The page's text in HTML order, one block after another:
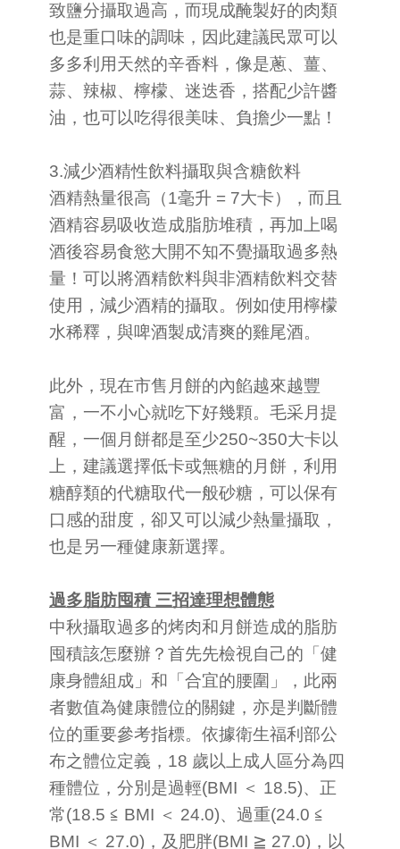
致鹽分攝取過高，而現成醃製好的肉類
也是重口味的調味，因此建議民眾可以
多多利用天然的辛香料，像是蔥、薑、
蒜、辣椒、檸檬、迷迭香，搭配少許醬
油，也可以吃得很美味、負擔少一點！
3.減少酒精性飲料攝取與含糖飲料
酒精熱量很高（1毫升 = 7大卡），而且
酒精容易吸收造成脂肪堆積，再加上喝
酒後容易食慾大開不知不覺攝取過多熱
量！可以將酒精飲料與非酒精飲料交替
使用，減少酒精的攝取。例如使用檸檬
水稀釋，與啤酒製成清爽的雞尾酒。
此外，現在市售月餅的內餡越來越豐
富，一不小心就吃下好幾顆。毛采月提
醒，一個月餅都是至少250~350大卡以
上，建議選擇低卡或無糖的月餅，利用
糖醇類的代糖取代一般砂糖，可以保有
口感的甜度，卻又可以減少熱量攝取，
也是另一種健康新選擇。
過多脂肪囤積 三招達理想體態
中秋攝取過多的烤肉和月餅造成的脂肪
囤積該怎麼辦？首先先檢視自己的「健
康身體組成」和「合宜的腰圍」，此兩
者數值為健康體位的關鍵，亦是判斷體
位的重要參考指標。依據衛生福利部公
布之體位定義，18 歲以上成人區分為四
種體位，分別是過輕(BMI ＜ 18.5)、正
常(18.5 ≦ BMI ＜ 24.0)、過重(24.0 ≦
BMI ＜ 27.0)，及肥胖(BMI ≧ 27.0)，以